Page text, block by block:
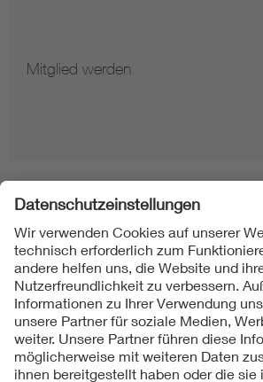
Mitglied werden
Folgen Sie uns